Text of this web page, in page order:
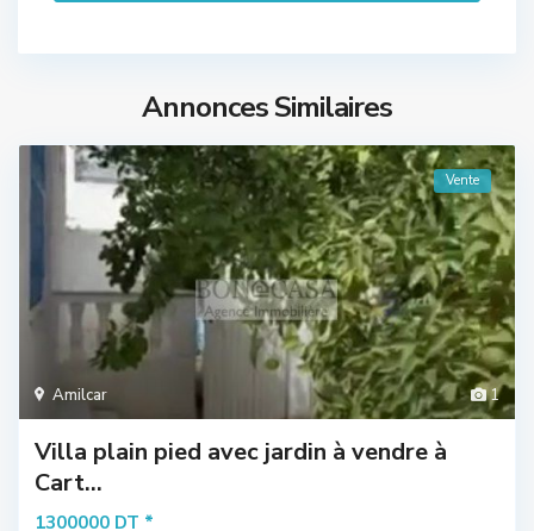
Annonces Similaires
1
Amilcar
Vente
Villa plain pied avec jardin à vendre à
Cart...
1300000 DT *